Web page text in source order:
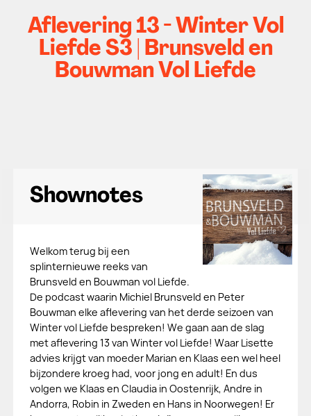
Aflevering 13 - Winter Vol
Liefde S3 | Brunsveld en
Bouwman Vol Liefde
Shownotes
Welkom terug bij een
splinternieuwe reeks van
Brunsveld en Bouwman vol Liefde.
De podcast waarin Michiel Brunsveld en Peter
Bouwman elke aflevering van het derde seizoen van
Winter vol Liefde bespreken! We gaan aan de slag
met aflevering 13 van Winter vol Liefde! Waar Lisette
advies krijgt van moeder Marian en Klaas een wel heel
bijzondere kroeg had, voor jong en adult! En dus
volgen we Klaas en Claudia in Oostenrijk, Andre in
Andorra, Robin in Zweden en Hans in Noorwegen! Er